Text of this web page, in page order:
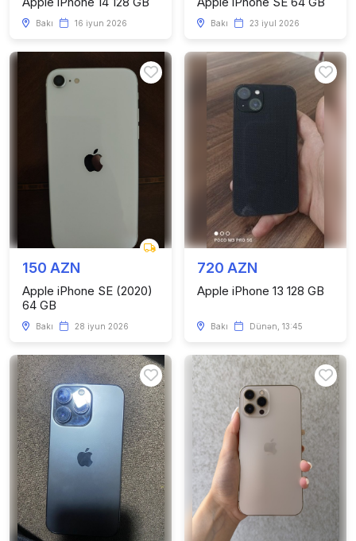
Bakı 16 iyun 2026 Bakı 23 iyul 2026
150 AZN
Apple iPhone SE (2020)
64 GB
Bakı 28 iyun 2026
720 AZN
Apple iPhone 13 128 GB
Bakı Dünən, 13:45